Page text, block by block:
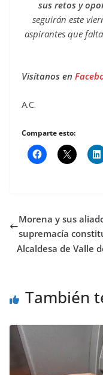
sus retos y
seguirán este
aspirantes que
Visítanos en
A.C.
Comparte esto:
Morena y sus
supremacía
Alcaldesa de Valle
También